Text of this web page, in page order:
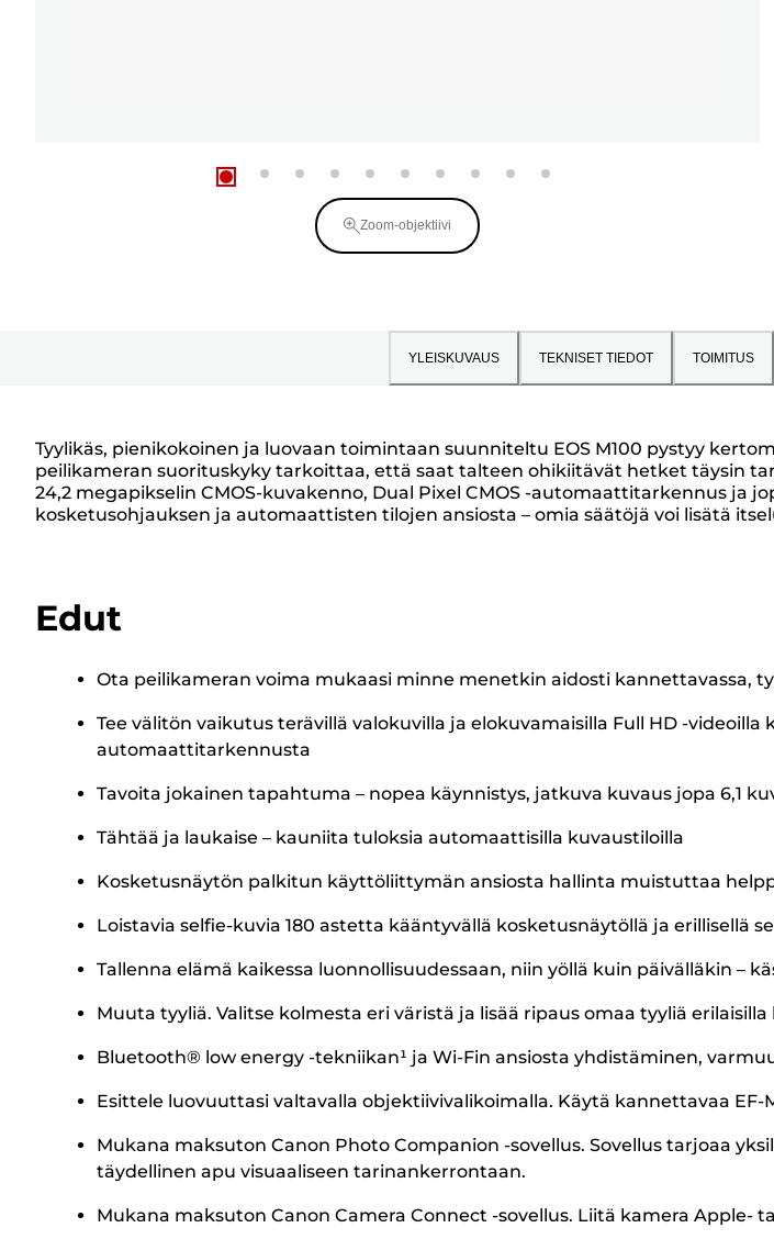
Zoom-objektiivi
YLEISKUVAUS TEKNISET TIEDOT TOIMITUS
Tyylikäs, pienikokoinen ja luovaan toimintaan suunniteltu EOS M100 pystyy
peilikameran suorituskyky tarkoittaa, että saat talteen ohikiitävät hetket täysin
24,2 megapikselin CMOS-kuvakenno, Dual Pixel CMOS -automaattitarkennus ja
kosketusohjauksen ja automaattisten tilojen ansiosta – omia säätöjä voi lisätä
Edut
Ota peilikameran voima mukaasi minne menetkin aidosti kannettavassa,
Tee välitön vaikutus terävillä valokuvilla ja elokuvamaisilla Full HD -
automaattitarkennusta
Tavoita jokainen tapahtuma – nopea käynnistys, jatkuva kuvaus jopa 6,1
Tähtää ja laukaise – kauniita tuloksia automaattisilla kuvaustiloilla
Kosketusnäytön palkitun käyttöliittymän ansiosta hallinta muistuttaa
Loistavia selfie-kuvia 180 astetta kääntyvällä kosketusnäytöllä ja erillisellä
Tallenna elämä kaikessa luonnollisuudessaan, niin yöllä kuin päivälläkin –
Muuta tyyliä. Valitse kolmesta eri väristä ja lisää ripaus omaa tyyliä
Bluetooth® low energy -tekniikan¹ ja Wi-Fin ansiosta yhdistäminen,
Esittele luovuuttasi valtavalla objektiivivalikoimalla. Käytä kannettavaa
Mukana maksuton Canon Photo Companion -sovellus. Sovellus tarjoaa
täydellinen apu visuaaliseen tarinankerrontaan.
Mukana maksuton Canon Camera Connect -sovellus. Liitä kamera